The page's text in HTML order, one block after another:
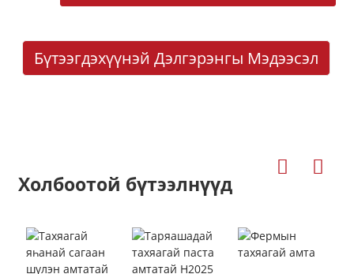
Бүтээгдэхүүнэй Дэлгэрэнгы Мэдээсэл
Холбоотой бүтээлнүүд